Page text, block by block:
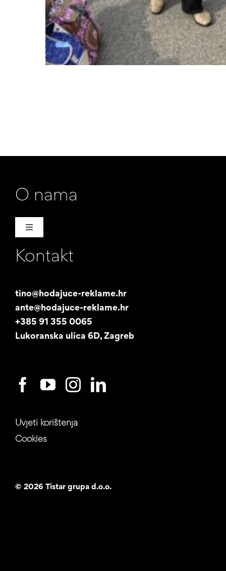
O nama
Toggle
Naša priča
Studentski posao
Kontakt
tino@hodajuce-reklame.hr
ante@hodajuce-reklame.hr
+385 91 355 0065
Lukoranska ulica 6D, Zagreb
Uvjeti korištenja
Cookies
© 2026 Tistar grupa d.o.o.